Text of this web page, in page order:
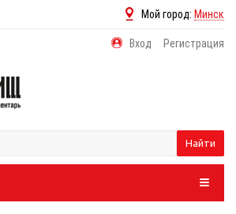
Мой город: Минск
Вход Регистрация
Найти